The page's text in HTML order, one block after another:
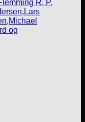
R. P.
, Lars
,Michael
og